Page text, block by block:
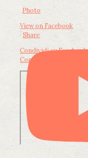
Photo
View on Facebook
· Share
Condividi su Facebook
Condividi su LinkedIn